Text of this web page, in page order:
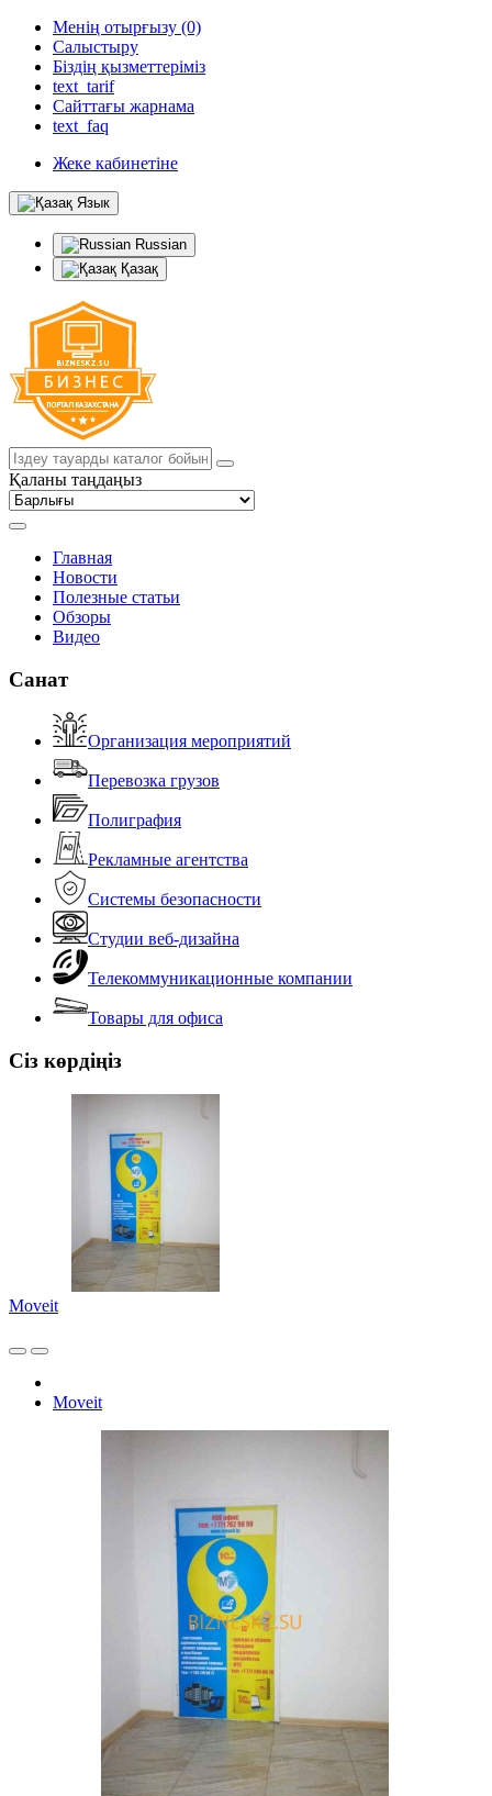
Менің отырғызу (0)
Салыстыру
Біздің қызметтеріміз
text_tarif
Сайттағы жарнама
text_faq
Жеке кабинетіне
Язык
Russian
Қазақ
Қаланы таңдаңыз
Главная
Новости
Полезные статьи
Обзоры
Видео
Санат
Организация мероприятий
Перевозка грузов
Полиграфия
Рекламные агентства
Системы безопасности
Студии веб-дизайна
Телекоммуникационные компании
Товары для офиса
Сіз көрдіңіз
Moveit
Moveit